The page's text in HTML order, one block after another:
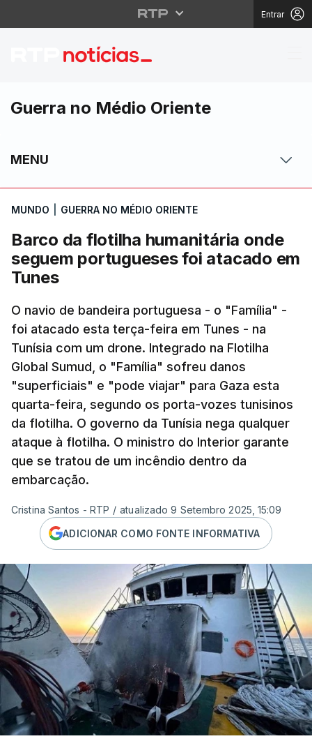
Entrar
Barco da flotilha
Guerra no Médio Oriente
MENU
MUNDO GUERRA NO MÉDIO ORIENTE
Barco da flotilha humanitária onde
seguem portugueses foi atacado em
Tunes
O navio de bandeira portuguesa - o "Família" -
foi atacado esta terça-feira em Tunes - na
Tunísia com um drone. Integrado na Flotilha
Global Sumud, o "Família" sofreu danos
"superficiais" e "pode viajar" para Gaza esta
quarta-feira, segundo os porta-vozes tunisinos
da flotilha. O governo da Tunísia nega qualquer
ataque à flotilha. O ministro do Interior garante
que se tratou de um incêndio dentro da
embarcação.
Cristina Santos - RTP / atualizado 9 Setembro 2025, 15:09
ADICIONAR COMO FONTE INFORMATIVA